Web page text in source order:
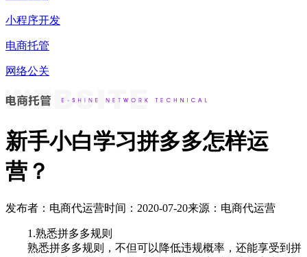
小程序开发
电商托管
网络公关
新手小白学习拼多多怎样运
营？
发布者：电商代运营时间：2020-07-20来源：电商代运营
1.熟悉拼多多规则
熟悉拼多多规则，不但可以降低违规概率，还能享受到拼